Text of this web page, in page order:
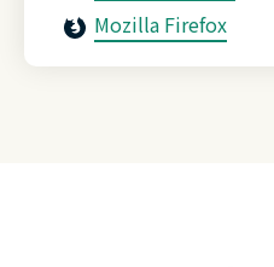
Mozilla Firefox